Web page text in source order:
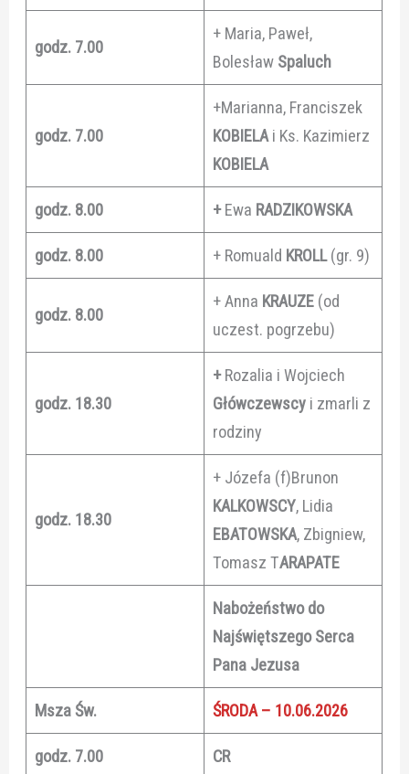
godz. 7.00
+ Maria, Paweł,
Bolesław Spaluch
godz. 7.00
+Marianna, Franciszek
KOBIELAi Ks. Kazimierz
KOBIELA
godz. 8.00 +Ewa RADZIKOWSKA
godz. 8.00 + Romuald KROLL(gr. 9)
godz. 8.00
+ Anna KRAUZE (od
uczest. pogrzebu)
godz. 18.30
+Rozalia i Wojciech
Główczewscy i zmarli z
rodziny
godz. 18.30
+ Józefa (f)Brunon
KALKOWSCY, Lidia
EBATOWSKA, Zbigniew,
Tomasz TARAPATE
Nabożeństwo do
Najświętszego Serca
Pana Jezusa
Msza Św. ŚRODA – 10.06.2026
godz. 7.00 CR